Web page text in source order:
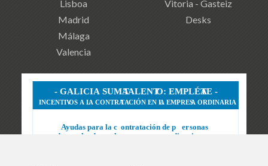
Lisboa
Madrid
Málaga
Valencia
Vitoria - Gasteiz
Desks